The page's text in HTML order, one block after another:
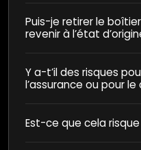
Puis-je retirer le
revenir à l’état
Y a-t’il des risques
l’assurance ou pour
Est-ce que cela